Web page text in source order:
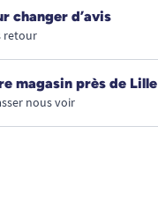
changer d’avis
retour
magasin près de Lille
nous voir